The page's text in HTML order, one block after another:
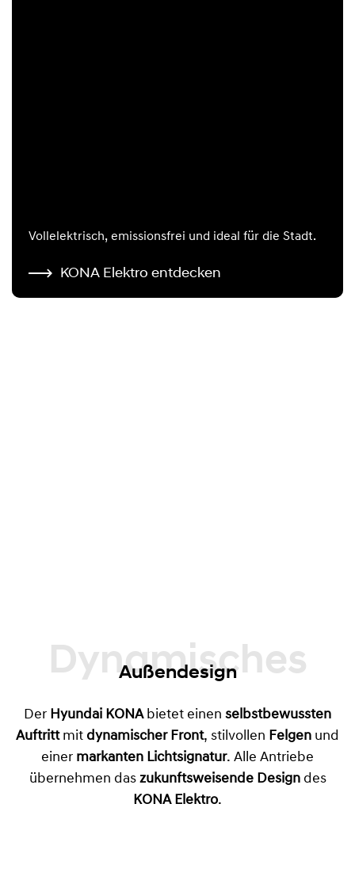
Vollelektrisch, emissionsfrei und ideal für die Stadt.
KONA Elektro entdecken
Dynamisches
Außendesign
Der Hyundai KONAbietet einen selbstbewussten
Auftrittmit dynamischer Front, stilvollen Felgen und
einer markanten Lichtsignatur. Alle Antriebe
übernehmen das zukunftsweisende Designdes
KONA Elektro.